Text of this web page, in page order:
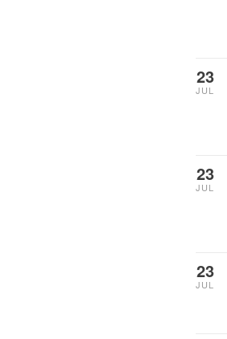
23
JUL
23
JUL
23
JUL